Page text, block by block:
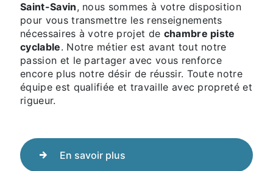
Saint-Savin, nous sommes à votre disposition
pour vous transmettre les renseignements
nécessaires à votre projet de chambre piste
cyclable. Notre métier est avant tout notre
passion et le partager avec vous renforce
encore plus notre désir de réussir. Toute notre
équipe est qualifiée et travaille avec propreté et
rigueur.
En savoir plus